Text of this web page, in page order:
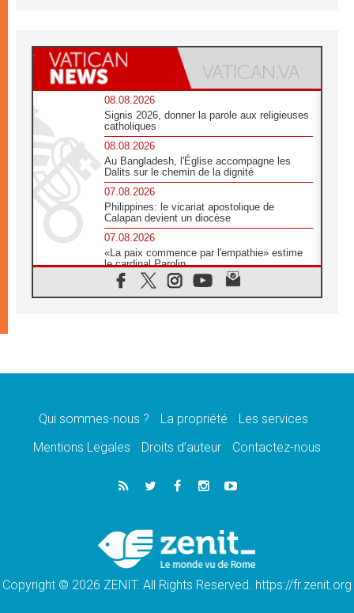
08.08.2026
Signis 2026, donner la parole aux religieuses
catholiques
08.08.2026
Au Bangladesh, l'Église accompagne les
Dalits sur le chemin de la dignité
07.08.2026
Philippines: le vicariat apostolique de
Calapan devient un diocèse
07.08.2026
«La paix commence par l'empathie» estime
le cardinal Parolin
07.08.2026
En Colombie, «la paix ne s'achète pas avec
07.08.2026
07.08.2026
en France
Cardinal Rossi: «La venue du Pape Léon en
Argentine est un hommage à François»
Hiroshima et Nagasaki, 81 ans après,
lancement des «dix jours de prière pour la
paix»
Qui sommes-nous ? La propriété
Les services
Mentions Legales
Droits d’auteur Contactez-nous
Copyright © 2026 ZENIT. All Rights Reserved. https://fr.zenit.org